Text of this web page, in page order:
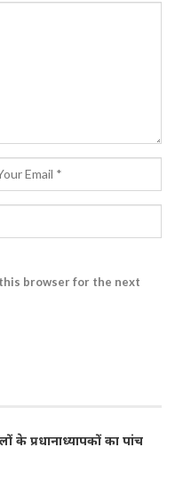
this browser for the next
के प्रधानाध्यापकों का पांच